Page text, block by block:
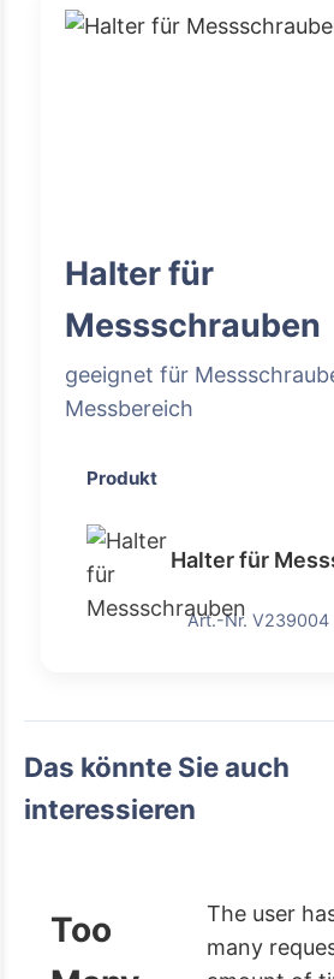
Halter für
Messschrauben
geeignet für
Messbereich
Produkt
Halter für
Art.-Nr. V239004
Das könnte Sie auch
interessieren
Too
The user
many